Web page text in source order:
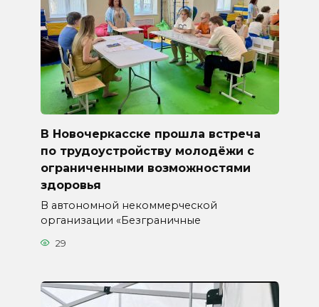
В Новочеркасске прошла встреча
по трудоустройству молодёжи с
ограниченными возможностями
здоровья
В автономной некоммерческой
организации «Безграничные
29